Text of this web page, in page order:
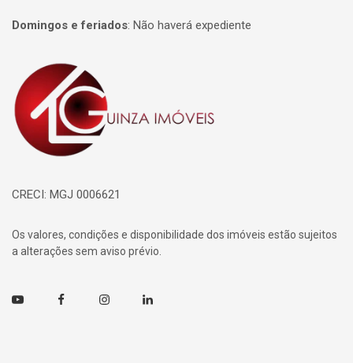
Domingos e feriados: Não haverá expediente
Página inicial
CRECI: MGJ 0006621
Os valores, condições e disponibilidade dos imóveis estão sujeitos
a alterações sem aviso prévio.
Youtube FacebookInstagramLinkedin